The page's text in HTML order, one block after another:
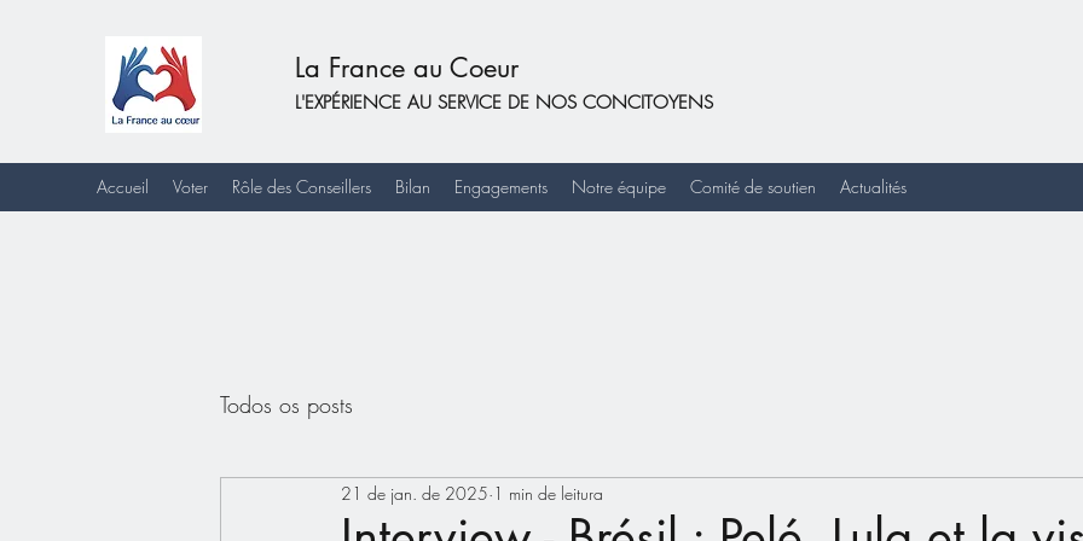
La France au Coeur
L'EXPÉRIENCE AU SERVICE DE NOS CONCITOYENS
Accueil Voter Rôle des Conseillers Bilan Engagements Notre équipe Comité de soutien Actualités
Todos os posts
21 de jan. de 2025 1 min de leitura